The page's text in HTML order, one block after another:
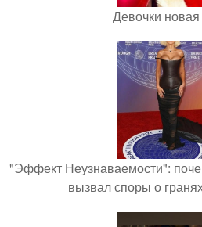
Девочки
"Эффект Неузнаваемости":
вызвал споры о